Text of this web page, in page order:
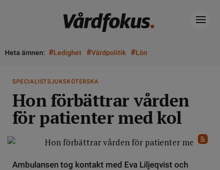
Heta ämnen: #Ledighet #Vårdpolitik #Lön
SPECIALISTSJUKSKÖTERSKA
Hon förbättrar vården
för patienter med kol
Ambulansen tog kontakt med Eva Liljeqvist och